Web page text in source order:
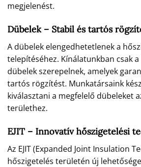
megjelenést.
Dübelek – Stabil és tartós
A dübelek elengedhetetlenek a
telepítéséhez. Kínálatunkban csak
dübelek szerepelnek, amelyek
tartós rögzítést. Munkatársaink
kiválasztani a megfelelő dübeleket
területhez.
EJIT – Innovatív hőszigetelési
Az EJIT (Expanded Joint Insulation
hőszigetelés területén új